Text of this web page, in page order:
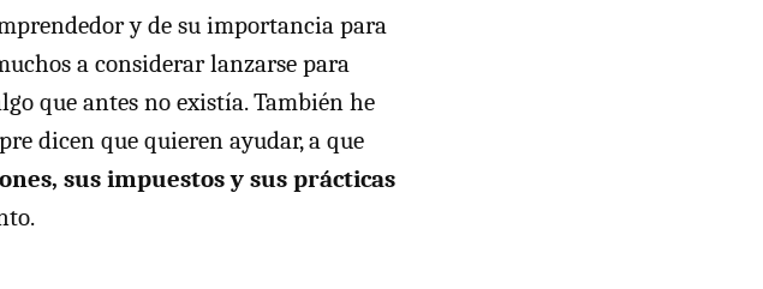
y de su importancia para
a considerar lanzarse para
que antes no existía. También he
dicen que quieren ayudar, a que
sus impuestos y sus prácticas